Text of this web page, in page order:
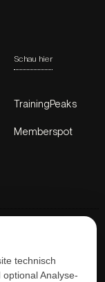
Schau hier
TrainingPeaks
Memberspot
technisch
Analyse-